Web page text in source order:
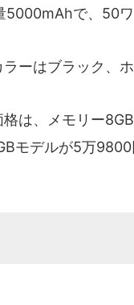
5000mAhで、50ワ
ーはブラック、
は、メモリー
モデルが5万9800